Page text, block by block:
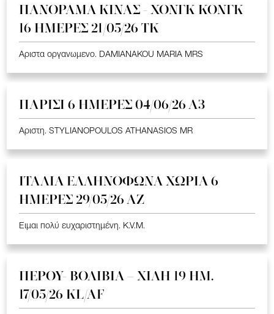
ΠΑΝΟΡΑΜΑ ΚΙΝΑΣ - ΧΟΝΓΚ ΚΟΝΓΚ
16 ΗΜΕΡΕΣ 21/05/26 TK
Αριστα οργανωμενο. DAMIANAKOU MARIA MRS
ΠΑΡΙΣΙ 6 ΗΜΕΡΕΣ 04/06/26 Α3
Αριστη. STYLIANOPOULOS ATHANASIOS MR
ΙΤΑΛΙΑ ΕΛΛΗΝΟΦΩΝΑ ΧΩΡΙΑ 6
ΗΜΕΡΕΣ 29/05/26 ΑΖ
Ειμαι πολύ ευχαριστημένη. K.V.M.
ΠΕΡΟΥ- ΒΟΛΙΒΙΑ – ΧΙΛΗ 19 HM.
17/05/26 KL/AF